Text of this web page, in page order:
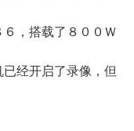
，搭载了８００Ｗ
经开启了录像，但